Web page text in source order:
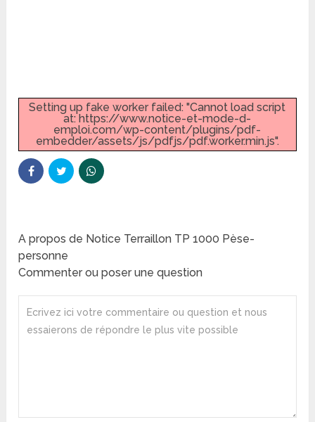
Setting up fake worker failed: "Cannot load script
at: https://www.notice-et-mode-d-
emploi.com/wp-content/plugins/pdf-
embedder/assets/js/pdfjs/pdf.worker.min.js".
A propos de Notice Terraillon TP 1000 Pèse-
personne
Commenter ou poser une question